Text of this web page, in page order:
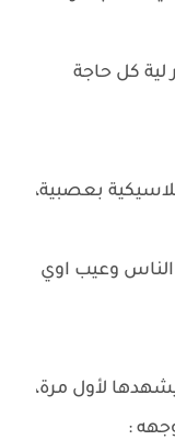
لية كل حاجة
بعصبية،
الناس وعيب اوي
لأول مرة،
: